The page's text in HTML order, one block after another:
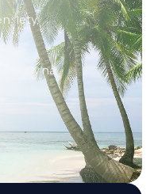
lety,
vždy na